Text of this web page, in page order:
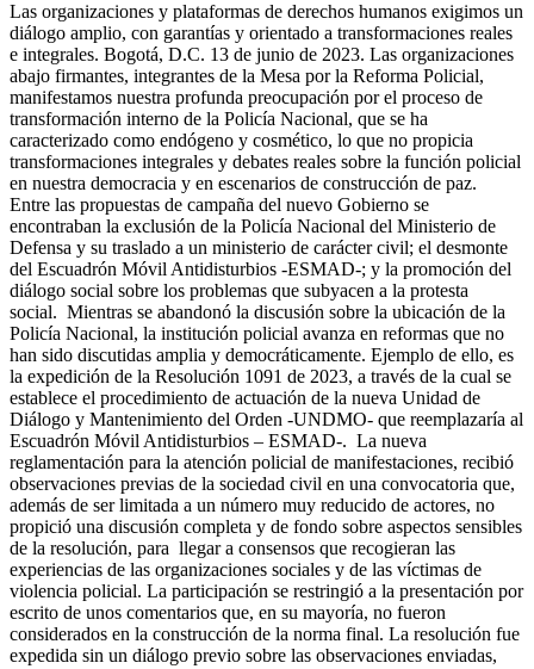
Las organizaciones y plataformas de derechos humanos exigimos un
diálogo amplio, con garantías y orientado a transformaciones reales
e integrales. Bogotá, D.C. 13 de junio de 2023. Las organizaciones
abajo firmantes, integrantes de la Mesa por la Reforma Policial,
manifestamos nuestra profunda preocupación por el proceso de
transformación interno de la Policía Nacional, que se ha
caracterizado como endógeno y cosmético, lo que no propicia
transformaciones integrales y debates reales sobre la función policial
en nuestra democracia y en escenarios de construcción de paz.
Entre las propuestas de campaña del nuevo Gobierno se
encontraban la exclusión de la Policía Nacional del Ministerio de
Defensa y su traslado a un ministerio de carácter civil; el desmonte
del Escuadrón Móvil Antidisturbios -ESMAD-; y la promoción del
diálogo social sobre los problemas que subyacen a la protesta
social. Mientras se abandonó la discusión sobre la ubicación de la
Policía Nacional, la institución policial avanza en reformas que no
han sido discutidas amplia y democráticamente. Ejemplo de ello, es
la expedición de la Resolución 1091 de 2023, a través de la cual se
establece el procedimiento de actuación de la nueva Unidad de
Diálogo y Mantenimiento del Orden -UNDMO- que reemplazaría al
Escuadrón Móvil Antidisturbios – ESMAD-. La nueva
reglamentación para la atención policial de manifestaciones, recibió
observaciones previas de la sociedad civil en una convocatoria que,
además de ser limitada a un número muy reducido de actores, no
propició una discusión completa y de fondo sobre aspectos sensibles
de la resolución, para llegar a consensos que recogieran las
experiencias de las organizaciones sociales y de las víctimas de
violencia policial. La participación se restringió a la presentación por
escrito de unos comentarios que, en su mayoría, no fueron
considerados en la construcción de la norma final. La resolución fue
expedida sin un diálogo previo sobre las observaciones enviadas,